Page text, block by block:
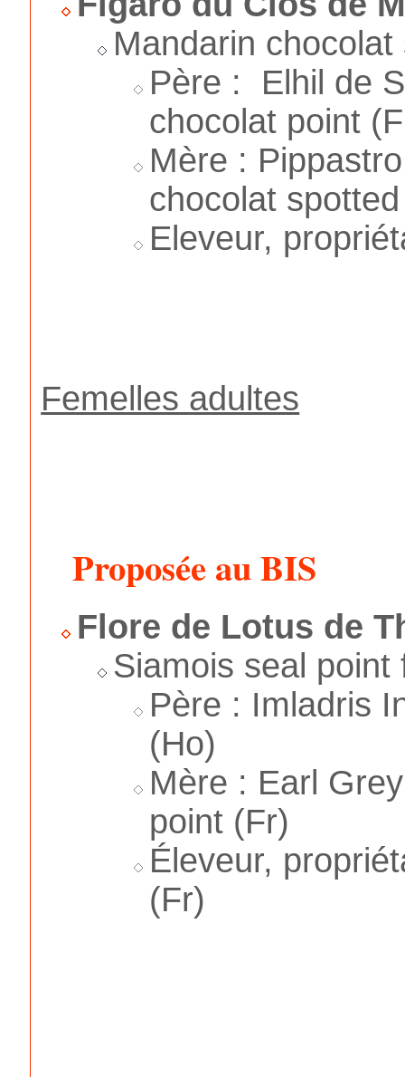
Mandarin
Père : Elhil de
chocolat point
Mère :
chocolat
Eleveur,
Femelles adultes
Proposée au BIS
Flore de Lotus de
Siamois seal point
Père : Imladris
(Ho)
Mère : Earl
point (Fr)
Éleveur,
(Fr)